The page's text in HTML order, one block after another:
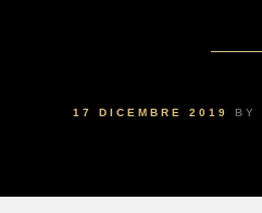
17 DICEMBRE 2019 BY